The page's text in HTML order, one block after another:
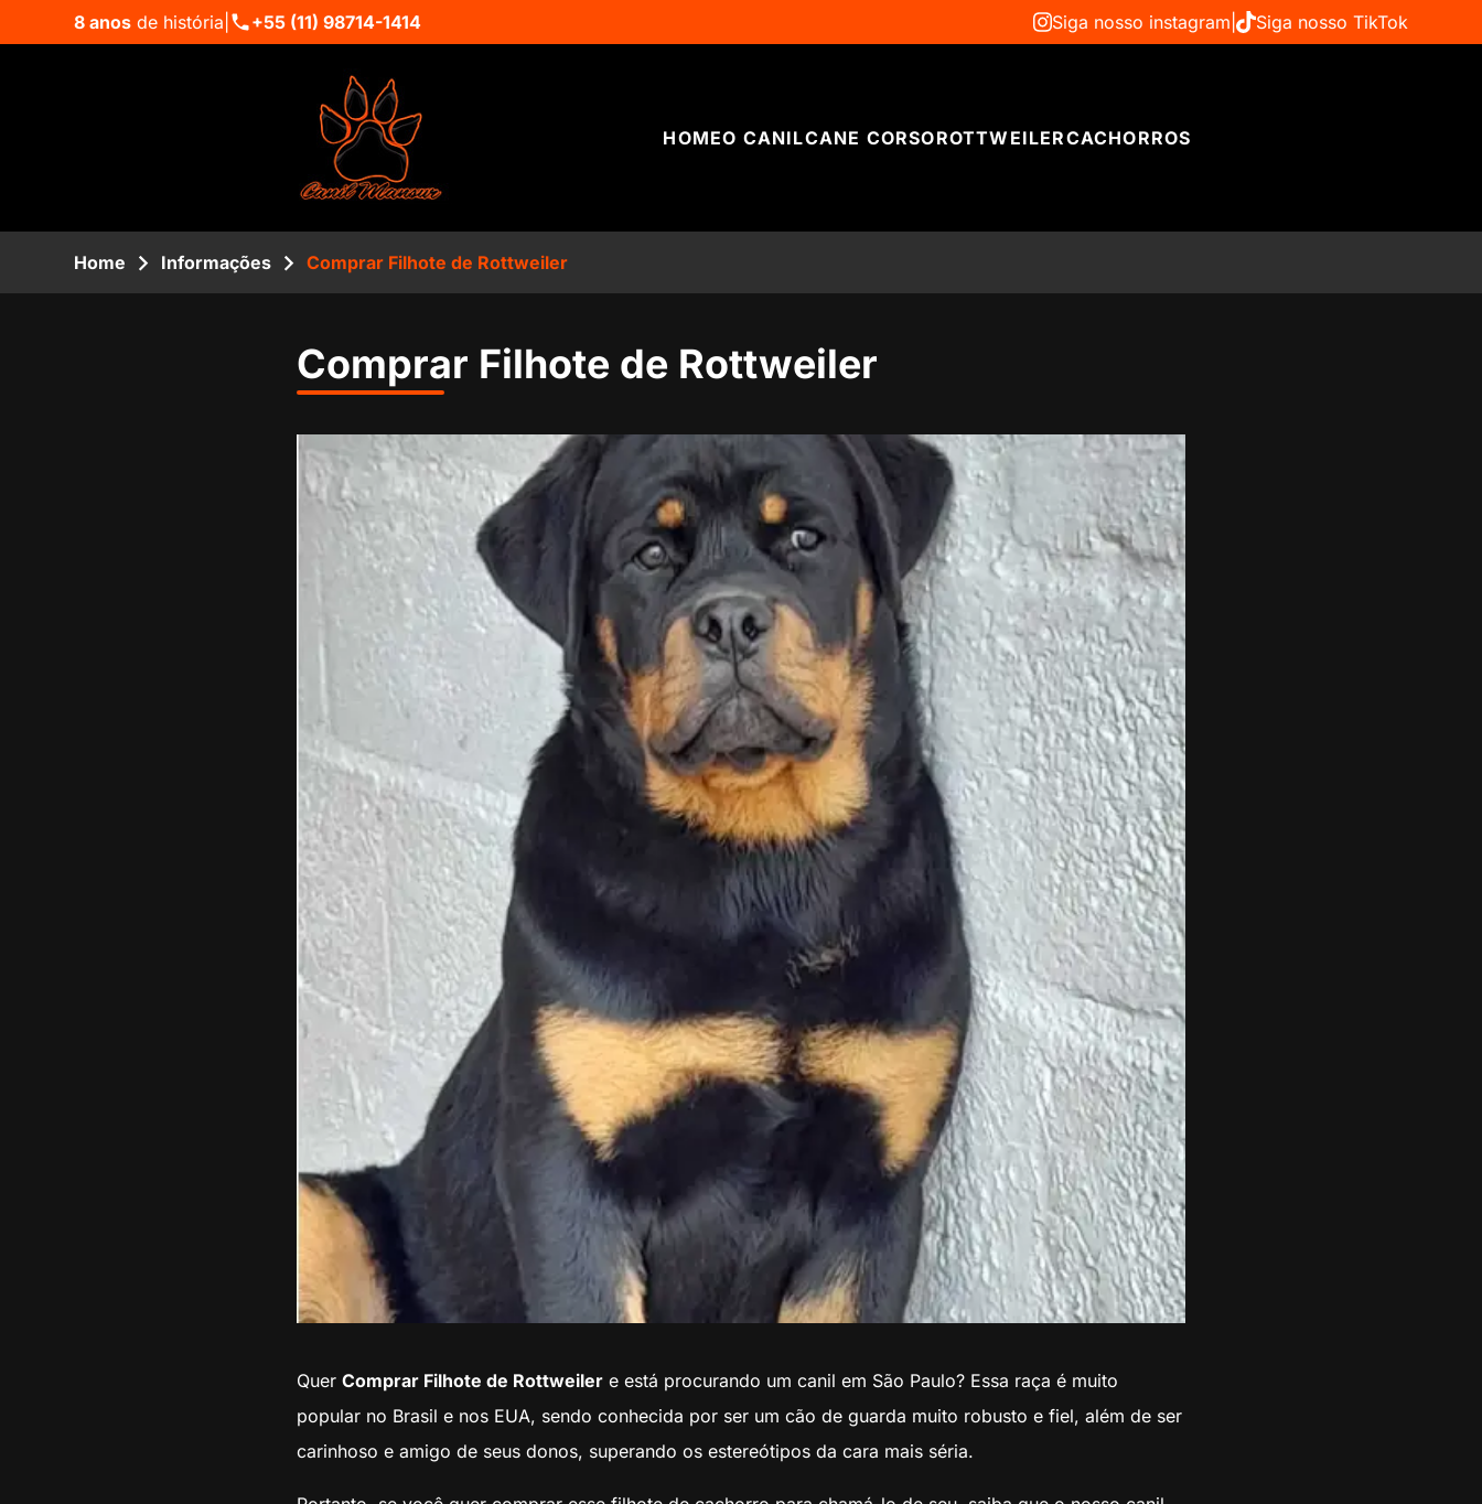
8 anos de história +55 (11) 98714-1414 Siga nosso instagram | Siga nosso TikTok
HOMEO CANILCANE CORSOROTTWEILERCACHORROS
Home Informações Comprar Filhote de Rottweiler
Comprar Filhote de Rottweiler
Quer Comprar Filhote de Rottweilere está procurando um canil em São Paulo? Essa raça é muito
popular no Brasil e nos EUA, sendo conhecida por ser um cão de guarda muito robusto e fiel, além de ser
carinhoso e amigo de seus donos, superando os estereótipos da cara mais séria.